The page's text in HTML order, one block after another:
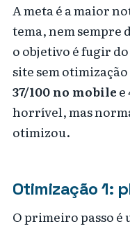
A meta é a maior
tema, nem sempre
o objetivo é fugir
site sem
37/100 no mobilee
horrível, mas
otimizou.
Otimização 1:
O primeiro passo é